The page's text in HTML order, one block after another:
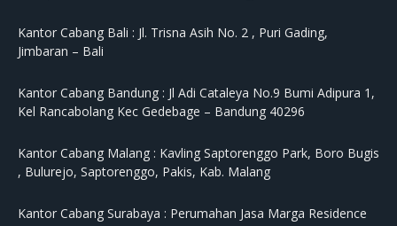
Kantor Cabang Bali : Jl. Trisna Asih No. 2 , Puri Gading,
Jimbaran – Bali
Kantor Cabang Bandung : Jl Adi Cataleya No.9 Bumi Adipura 1,
Kel Rancabolang Kec Gedebage – Bandung 40296
Kantor Cabang Malang : Kavling Saptorenggo Park, Boro Bugis
, Bulurejo, Saptorenggo, Pakis, Kab. Malang
Kantor Cabang Surabaya : Perumahan Jasa Marga Residence